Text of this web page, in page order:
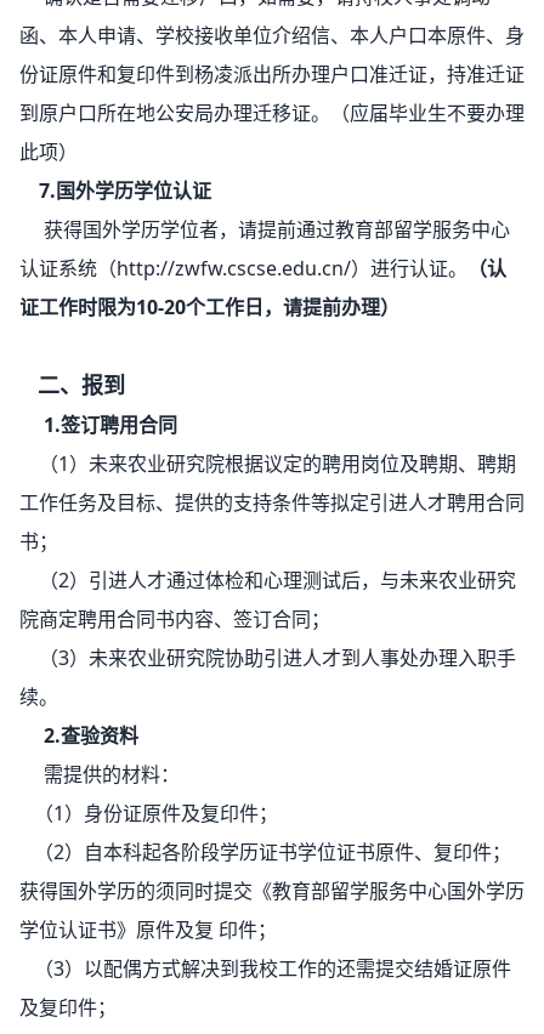
函、本人申请、学校接收单位介绍信、本人户口本原件、身
份证原件和复印件到杨凌派出所办理户口准迁证，持准迁证
到原户口所在地公安局办理迁移证。（应届毕业生不要办理
此项）
7.国外学历学位认证
获得国外学历学位者，请提前通过教育部留学服务中心
认证系统（http://zwfw.cscse.edu.cn/）进行认证。
（认
证工作时限为10-20个工作日，请提前办理）
二、报到
1.签订聘用合同
（1）未来农业研究院根据议定的聘用岗位及聘期、聘期
工作任务及目标、提供的支持条件等拟定引进人才聘用合同
书；
（2）引进人才通过体检和心理测试后，与未来农业研究
院商定聘用合同书内容、签订合同；
（3）未来农业研究院协助引进人才到人事处办理入职手
续。
2.查验资料
需提供的材料：
（1） 身份证原件及复印件；
（2） 自本科起各阶段学历证书学位证书原件、复印件；
获得国外学历的须同时提交《教育部留学服务中心国外学历
学位认证书》原件及复 印件；
（3）以配偶方式解决到我校工作的还需提交结婚证原件
及复印件；